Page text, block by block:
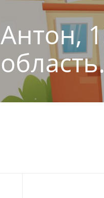
Антон,